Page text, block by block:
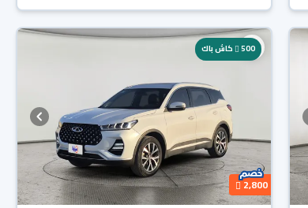
500 كاش باك
2,800